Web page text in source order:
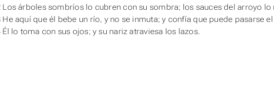
Los árboles sombríos lo cubren con su sombra; los sauces del arroyo lo
He aquí que él bebe un río, y no se inmuta; y confía que puede pasarse
Él lo toma con sus ojos; ysu nariz atraviesa los lazos.